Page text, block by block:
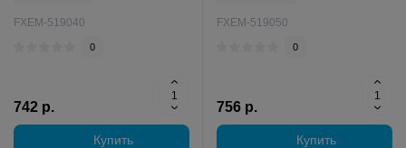
FXEM-519040
0
742 р.
Купить
FXEM-519050
0
756 р.
Купить